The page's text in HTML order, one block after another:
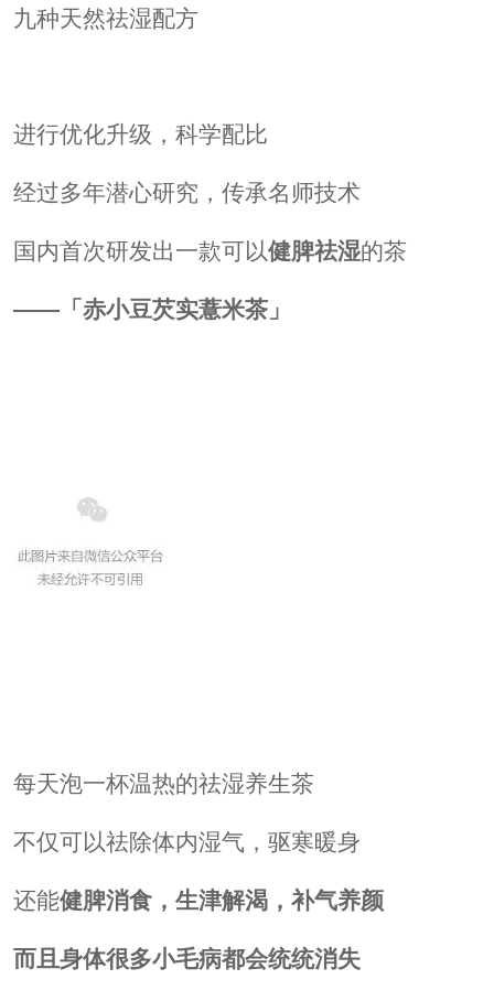
九种天然祛湿配方
进行优化升级，科学配比
经过多年潜心研究，传承名师技术
国内首次研发出一款可以健脾祛湿的茶
——「 赤小豆芡实薏米茶」
每天泡一杯温热的祛湿养生茶
不仅可以祛除体内湿气，驱寒暖身
还能健脾消食，生津解渴，补气养颜
而且身体很多小毛病都会统统消失